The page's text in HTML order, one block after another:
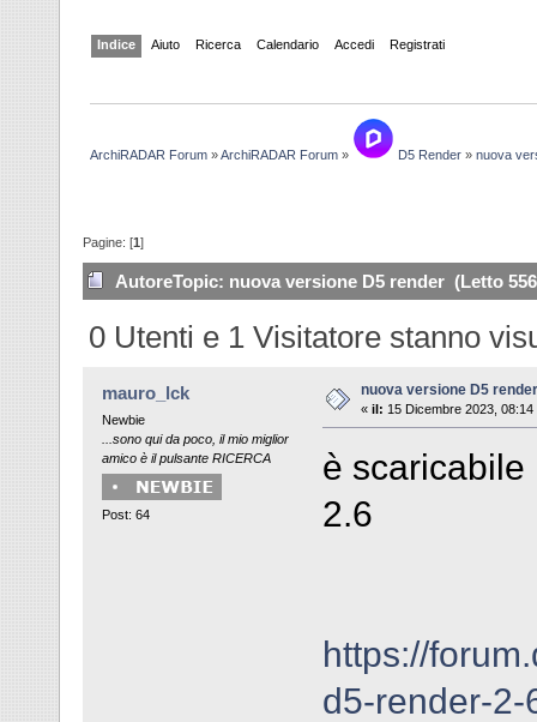
Indice Aiuto Ricerca Calendario Accedi Registrati
ArchiRADAR Forum »ArchiRADAR Forum » D5 Render »nuova
Pagine: [1]
AutoreTopic: nuova versione D5 render (Letto
0 Utenti e 1 Visitatore stanno
mauro_lck
Newbie
...sono qui da poco, il mio miglior
amico è il pulsante RICERCA
Post: 64
nuova versione D5 render
« il: 15 Dicembre 2023, 08:14
è
2.6
https://
d5-render-2-